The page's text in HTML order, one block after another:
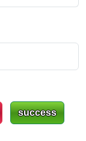
success